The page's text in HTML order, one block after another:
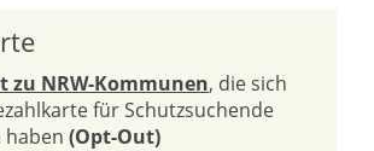
zu NRW-Kommunen, die sich
für Schutzsuchende
haben (Opt-Out)